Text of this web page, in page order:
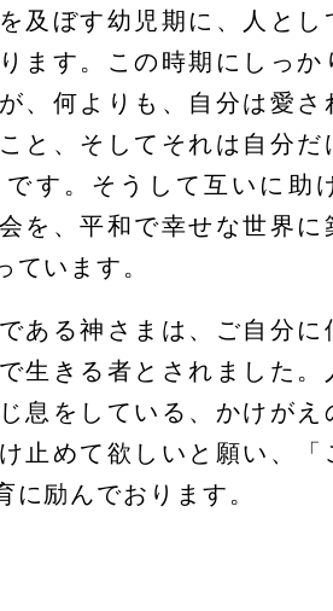
及ぼす幼児期に、人と
ます。この時期にしっか
、何よりも、自分は愛さ
と、そしてそれは自分だ
す。そうして互いに助
を、平和で幸せな世界に
ています。
ある神さまは、ご自分
生きる者とされました
息をしている、かけが
止めて欲しいと願い、
に励んでおります。